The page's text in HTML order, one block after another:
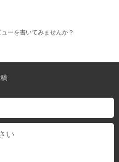
ーを書いてみませんか？